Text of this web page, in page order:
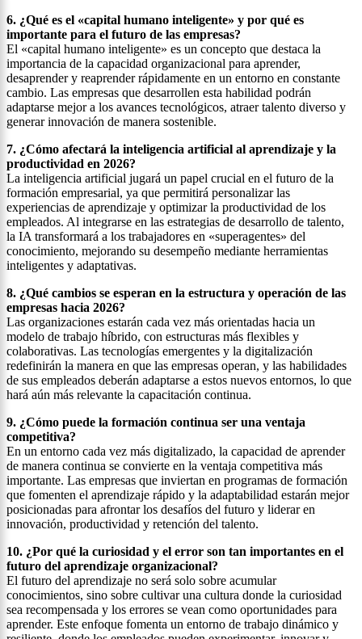
6. ¿Qué es el «capital humano inteligente» y por qué es
importante para el futuro de las empresas?
El «capital humano inteligente» es un concepto que destaca la
importancia de la capacidad organizacional para aprender,
desaprender y reaprender rápidamente en un entorno en constante
cambio. Las empresas que desarrollen esta habilidad podrán
adaptarse mejor a los avances tecnológicos, atraer talento diverso y
generar innovación de manera sostenible.
7. ¿Cómo afectará la inteligencia artificial al aprendizaje y la
productividad en 2026?
La inteligencia artificial jugará un papel crucial en el futuro de la
formación empresarial, ya que permitirá personalizar las
experiencias de aprendizaje y optimizar la productividad de los
empleados. Al integrarse en las estrategias de desarrollo de talento,
la IA transformará a los trabajadores en «superagentes» del
conocimiento, mejorando su desempeño mediante herramientas
inteligentes y adaptativas.
8. ¿Qué cambios se esperan en la estructura y operación de las
empresas hacia 2026?
Las organizaciones estarán cada vez más orientadas hacia un
modelo de trabajo híbrido, con estructuras más flexibles y
colaborativas. Las tecnologías emergentes y la digitalización
redefinirán la manera en que las empresas operan, y las habilidades
de sus empleados deberán adaptarse a estos nuevos entornos, lo que
hará aún más relevante la capacitación continua.
9. ¿Cómo puede la formación continua ser una ventaja
competitiva?
En un entorno cada vez más digitalizado, la capacidad de aprender
de manera continua se convierte en la ventaja competitiva más
importante. Las empresas que inviertan en programas de formación
que fomenten el aprendizaje rápido y la adaptabilidad estarán mejor
posicionadas para afrontar los desafíos del futuro y liderar en
innovación, productividad y retención del talento.
10. ¿Por qué la curiosidad y el error son tan importantes en el
futuro del aprendizaje organizacional?
El futuro del aprendizaje no será solo sobre acumular
conocimientos, sino sobre cultivar una cultura donde la curiosidad
sea recompensada y los errores se vean como oportunidades para
aprender. Este enfoque fomenta un entorno de trabajo dinámico y